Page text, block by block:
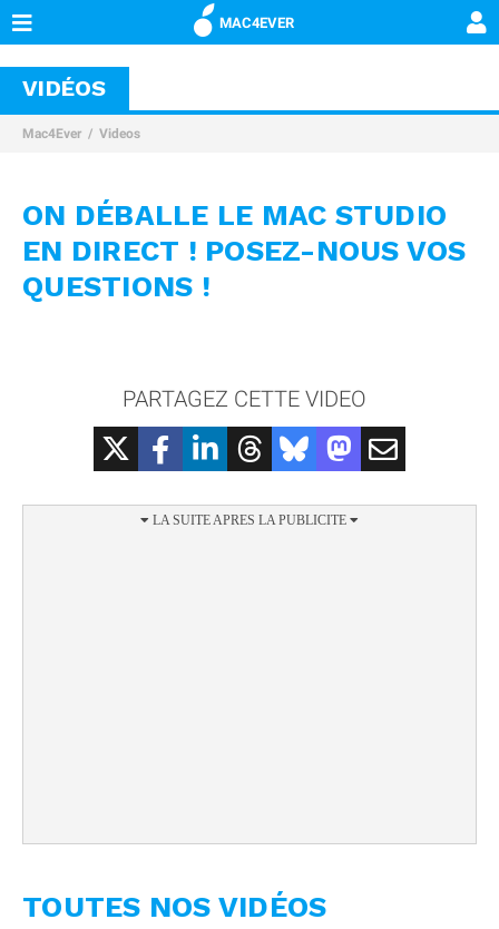
MAC4EVER
VIDÉOS
Mac4Ever Videos
ON DÉBALLE LE MAC STUDIO
EN DIRECT ! POSEZ-NOUS VOS
QUESTIONS !
PARTAGEZ CETTE VIDEO
TOUTES NOS VIDÉOS